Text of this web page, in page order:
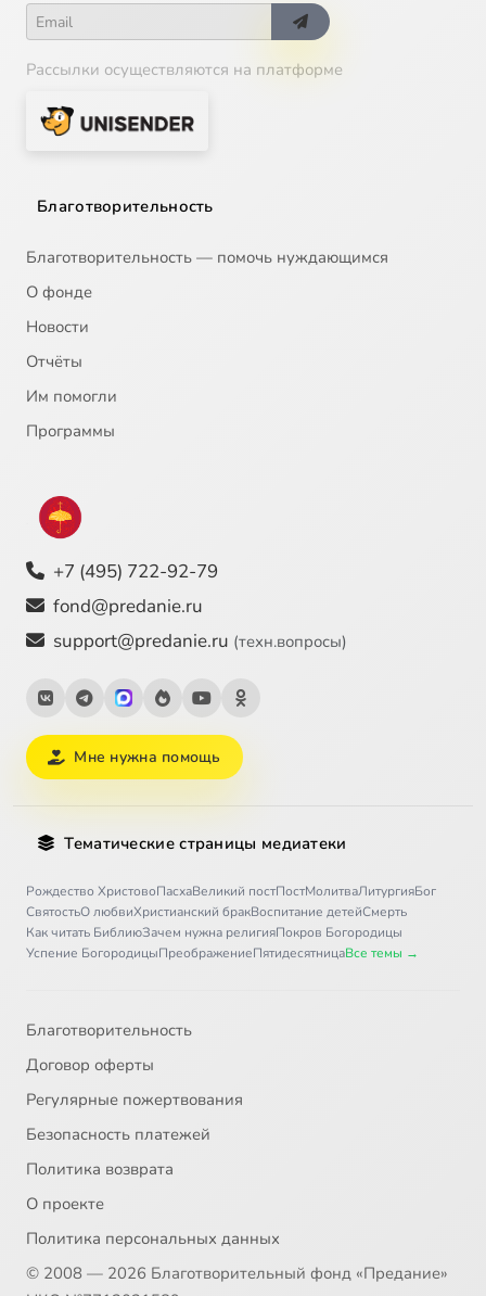
Рассылки осуществляются на платформе
Благотворительность
Благотворительность — помочь нуждающимся
О фонде
Новости
Отчёты
Им помогли
Программы
+7 (495) 722-92-79
fond@predanie.ru
support@predanie.ru (техн.вопросы)
Мне нужна помощь
Тематические страницы медиатеки
Рождество ХристовоПасхаВеликий постПостМолитваЛитургияБог
СвятостьО любвиХристианский бракВоспитание детейСмерть
Как читать БиблиюЗачем нужна религияПокров Богородицы
Успение БогородицыПреображениеПятидесятницаВсе темы →
Благотворительность
Договор оферты
Регулярные пожертвования
Безопасность платежей
Политика возврата
О проекте
Политика персональных данных
© 2008 — 2026 Благотворительный фонд «Предание»